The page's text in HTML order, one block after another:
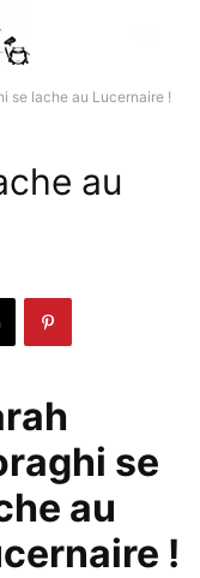
se lache au Lucernaire !
au
se
au
!